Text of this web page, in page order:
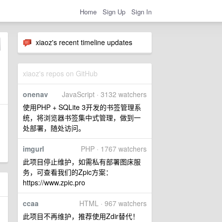
Home Sign Up Sign In
xiaoz's recent timeline updates
xiaoz's repos on GitHub
JavaScript · 3132 watchers
onenav
使用PHP + SQLite 3开发的书签管理系
统，将浏览器书签集中式管理，做到一
处部署，随处访问。
PHP · 1767 watchers
imgurl
此项目停止维护，如需私有部署图床服
务，可查看我们的Zpic方案：
https://www.zpic.pro
HTML · 967 watchers
ccaa
此项目不再维护，推荐使用Zdir替代！